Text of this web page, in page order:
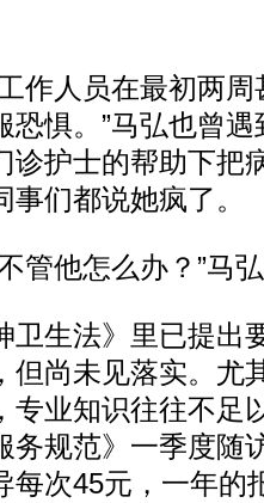
人员在最初两周
恐惧。”马弘也曾
诊护士的帮助下把
们都说她疯了。
他怎么办？”马
生法》里已提出
但尚未见落实。尤
专业知识往往不足
务规范》一季度随
每次45元，一年的